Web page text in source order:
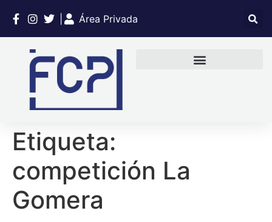
Área Privada
Etiqueta:
competición La
Gomera